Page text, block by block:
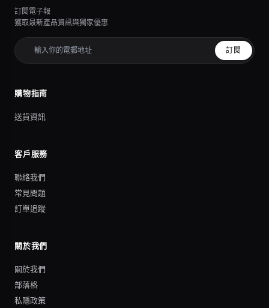
訂閱電子報
獲取最新產品資訊與獨家優惠
訂閱
購物指南
送貨資訊
客戶服務
聯絡我們
常見問題
訂單追蹤
關於我們
關於我們
部落格
私隱政策